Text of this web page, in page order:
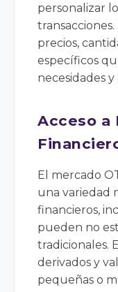
personalizar
precios,
específicos
necesidades y
Acceso a
El mercado
una variedad
financieros,
pueden no
tradicionales.
derivados y
pequeñas o